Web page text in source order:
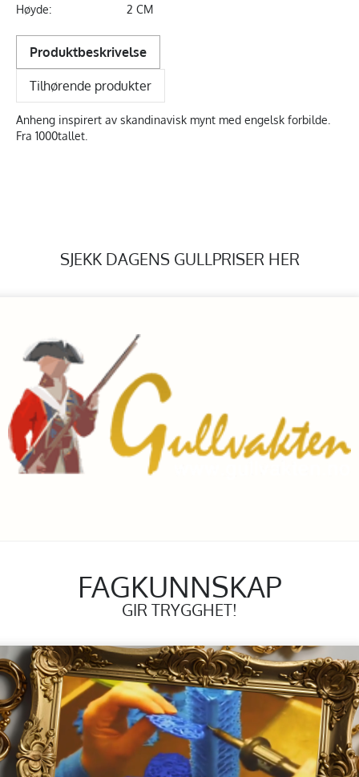
Høyde:
2 CM
Produktbeskrivelse
Tilhørende produkter
Anheng inspirert av skandinavisk mynt med engelsk forbilde.
Fra 1000tallet.
SJEKK DAGENS GULLPRISER HER
FAGKUNNSKAP
GIR TRYGGHET!